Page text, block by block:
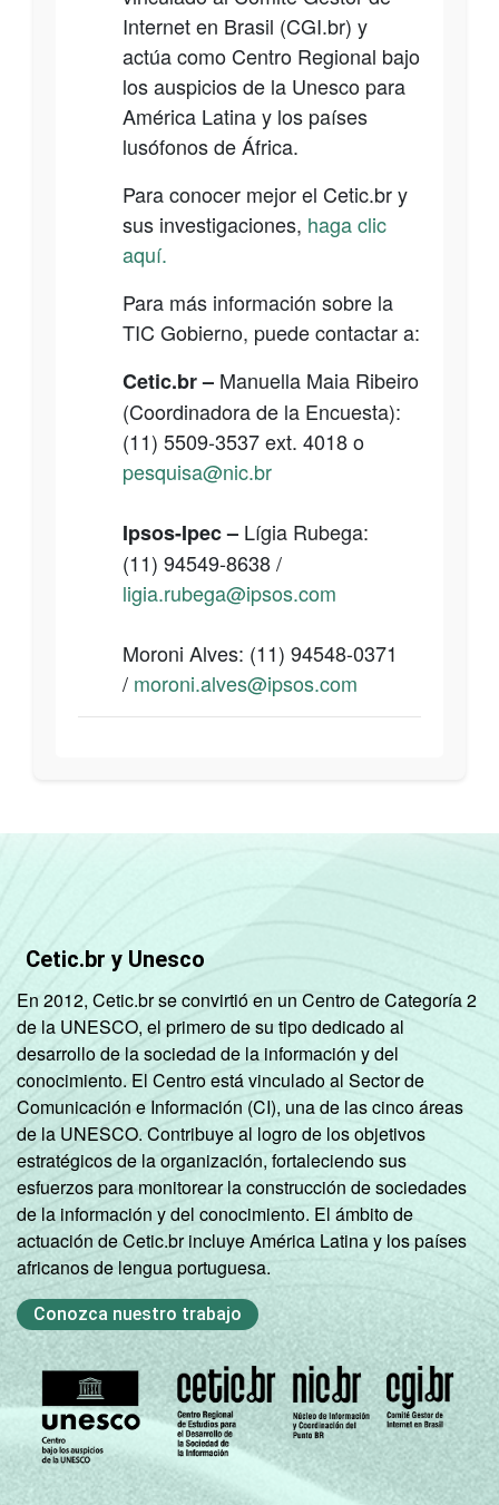
Internet en Brasil (CGI.br) y
actúa como Centro Regional bajo
los auspicios de la Unesco para
América Latina y los países
lusófonos de África.
Para conocer mejor el Cetic.br y
sus investigaciones, haga clic
aquí.
Para más información sobre la
TIC Gobierno, puede contactar a:
Cetic.br– Manuella Maia Ribeiro
(Coordinadora de la Encuesta):
(11) 5509-3537 ext. 4018 o
pesquisa@nic.br
Ipsos-Ipec – Lígia Rubega:
(11) 94549-8638/
ligia.rubega@ipsos.com
Moroni Alves: (11) 94548-0371
/ moroni.alves@ipsos.com
Cetic.br y Unesco
En 2012, Cetic.br se convirtió en un Centro de Categoría 2
de la UNESCO, el primero de su tipo dedicado al
desarrollo de la sociedad de la información y del
conocimiento. El Centro está vinculado al Sector de
Comunicación e Información (CI), una de las cinco áreas
de la UNESCO. Contribuye al logro de los objetivos
estratégicos de la organización, fortaleciendo sus
esfuerzos para monitorear la construcción de sociedades
de la información y del conocimiento. El ámbito de
actuación de Cetic.br incluye América Latina y los países
africanos de lengua portuguesa.
Conozca nuestro trabajo